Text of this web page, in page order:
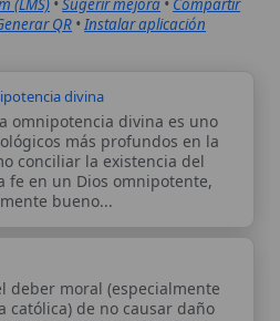
En la tradición moral
editorial
por el Comité
Las afirmaciones
basadas y contrastadas
catolicas: escritos
artículos